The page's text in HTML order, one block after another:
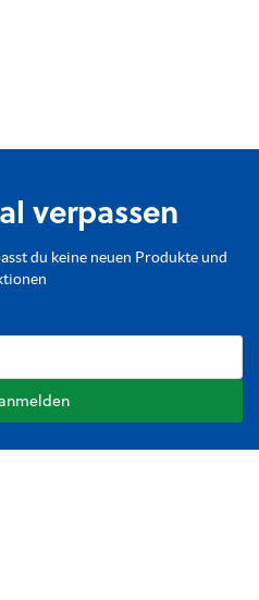
verpassen
du keine neuen Produkte und